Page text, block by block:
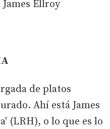
Ellroy
de platos
Ahí está James
(LRH), o lo que es lo